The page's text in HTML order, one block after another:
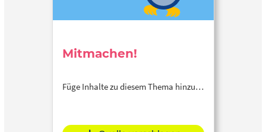
Mitmachen!
Füge Inhalte zu diesem Thema hinzu…